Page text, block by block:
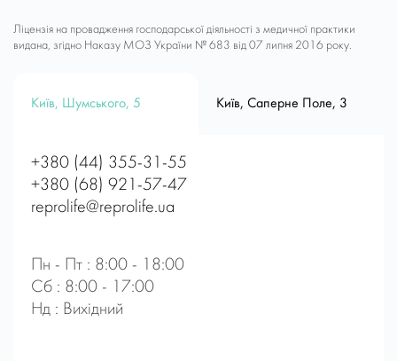
Ліцензія на провадження господарської діяльності з медичної практики
видана, згідно Наказу МОЗ України № 683 від 07 липня 2016 року.
Київ, Шумського, 5 Київ, Саперне Поле, 3
+380 (44) 355-31-55
+380 (68) 921-57-47
reprolife@reprolife.ua
Пн - Пт : 8:00 - 18:00
Сб : 8:00 - 17:00
Нд : Вихідний